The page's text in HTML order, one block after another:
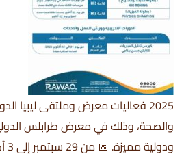
2025 فعاليات معرض وملتقى ليبيا
والصحة، وذلك في معرض طرابلس